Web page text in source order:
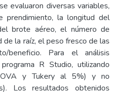
evaluaron diversas variables,
prendimiento, la longitud del
brote aéreo, el número de
de la raíz, el peso fresco de las
beneficio. Para el análisis
R Studio, utilizando
y Tukery al 5%) y no
Los resultados obtenidos